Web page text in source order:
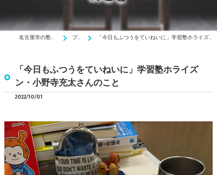
名古屋市の塾は寺子屋塾 ブログ 「今日もふつうをていねいに」学習塾ホライズン・小野寺充太さんのこと
「今日もふつうをていねいに」学習塾ホライズ
ン・小野寺充太さんのこと
2022/10/01